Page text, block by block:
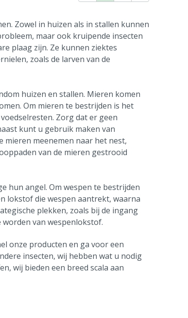
Zowel in huizen als in stallen kunnen
maar ook kruipende insecten
plaag zijn. Ze kunnen ziektes
zoals de larven van de
huizen en stallen. Mieren komen
Om mieren te bestrijden is het
Zorg dat er geen
kunt u gebruik maken van
mieren meenemen naar het nest,
van de mieren gestrooid
hun angel. Om wespen te bestrijden
lokstof die wespen aantrekt, waarna
plekken, zoals bij de ingang
van wespenlokstof.
onze producten en ga voor een
insecten, wij hebben wat u nodig
wij bieden een breed scala aan